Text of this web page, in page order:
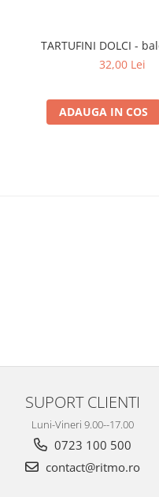
TARTUFINI DOLCI -
32,00 Lei
ADAUGA IN COS
SUPORT CLIENTI
Luni-Vineri 9.00--17.00
0723 100 500
contact@ritmo.ro